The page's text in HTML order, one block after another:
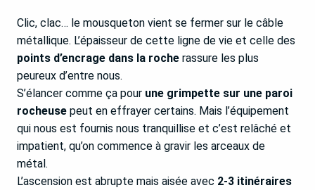
Clic, clac… le mousqueton vient se fermer sur le câble
métallique. L’épaisseur de cette ligne de vie et celle des
points d’encrage dans la roche rassure les plus
peureux d’entre nous.
S’élancer comme ça pour une grimpette sur une paroi
rocheuse peut en effrayer certains. Mais l’équipement
qui nous est fournis nous tranquillise et c’est relâché et
impatient, qu’on commence à gravir les arceaux de
métal.
L’ascension est abrupte mais aisée avec 2-3 itinéraires